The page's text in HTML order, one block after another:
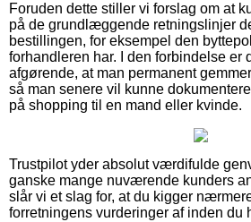
Foruden dette stiller vi forslag om at
på de grundlæggende retningslinjer
bestillingen, for eksempel den
forhandleren har. I den forbindelse er
afgørende, at man permanent
så man senere vil kunne
på shopping til en mand eller kvinde.
Trustpilot yder absolut værdifulde
ganske mange nuværende kunders
slår vi et slag for, at du kigger
forretningens vurderinger af inden du